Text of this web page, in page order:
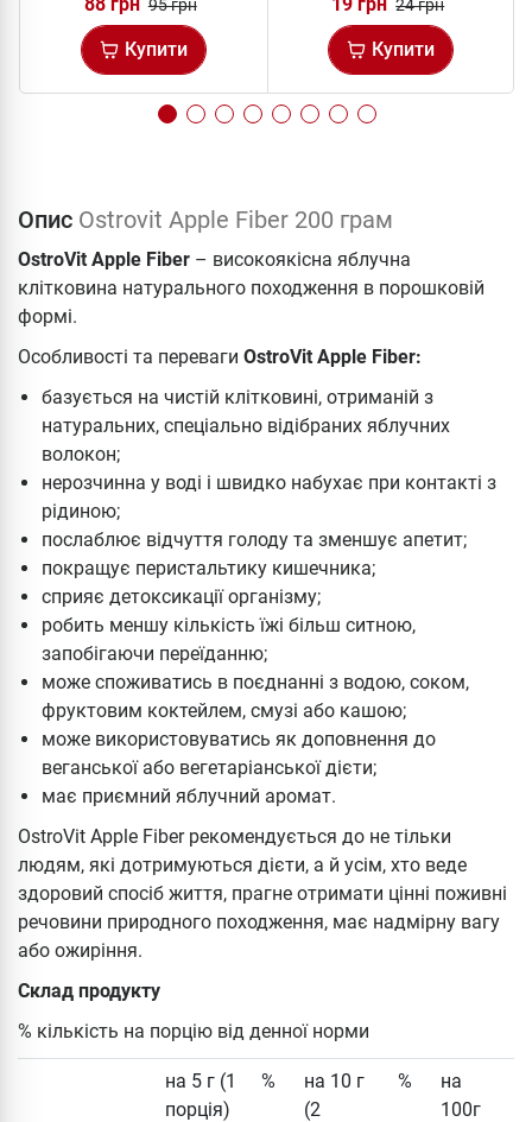
95 грн
Купити
24 грн
Купити
Опис Ostrovit Apple Fiber 200 грам
OstroVit Apple Fiber – високоякісна яблучна
клітковина натурального походження в порошковій
формі.
Особливості та переваги OstroVit Apple Fiber:
базується на чистій клітковині, отриманій з
натуральних, спеціально відібраних яблучних
волокон;
нерозчинна у воді і швидко набухає при контакті з
рідиною;
послаблює відчуття голоду та зменшує апетит;
покращує перистальтику кишечника;
сприяє детоксикації організму;
робить меншу кількість їжі більш ситною,
запобігаючи переїданню;
може споживатись в поєднанні з водою, соком,
фруктовим коктейлем, смузі або кашою;
може використовуватись як доповнення до
веганської або вегетаріанської дієти;
має приємний яблучний аромат.
OstroVit Apple Fiber рекомендується до не тільки
людям, які дотримуються дієти, а й усім, хто веде
здоровий спосіб життя, прагне отримати цінні поживні
речовини природного походження, має надмірну вагу
або ожиріння.
Склад продукту
% кількість на порцію від денної норми
на 5 г (1
порція)
%
на 10 г
(2
%
на
100г